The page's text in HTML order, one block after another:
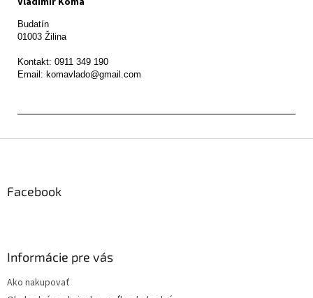
Budatín
01003 Žilina
Kontakt: 0911 349 190
Facebook
Informácie pre vás
Ako nakupovať